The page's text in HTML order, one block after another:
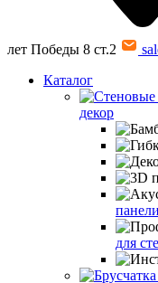
лет Победы 8 ст.2
Каталог
декор
панели
для